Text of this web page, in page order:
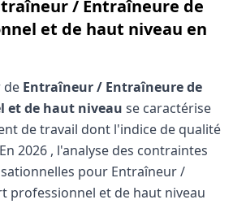
/ Entraîneure de
et de haut niveau en
de Entraîneur / Entraîneure de
et de haut niveau se caractérise
de travail dont l'indice de qualité
En 2026 , l'analyse des contraintes
pour Entraîneur /
professionnel et de haut niveau